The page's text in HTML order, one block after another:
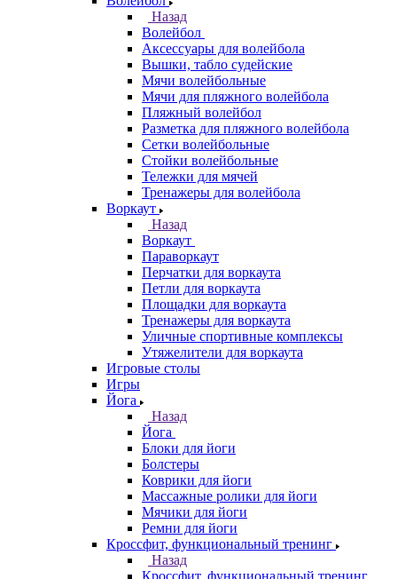
Назад
Волейбол
Аксессуары для волейбола
Вышки, табло судейские
Мячи волейбольные
Мячи для пляжного волейбола
Пляжный волейбол
Разметка для пляжного волейбола
Сетки волейбольные
Стойки волейбольные
Тележки для мячей
Тренажеры для волейбола
Воркаут
Назад
Воркаут
Параворкаут
Перчатки для воркаута
Петли для воркаута
Площадки для воркаута
Тренажеры для воркаута
Уличные спортивные комплексы
Утяжелители для воркаута
Игровые столы
Игры
Йога
Назад
Йога
Блоки для йоги
Болстеры
Коврики для йоги
Массажные ролики для йоги
Мячики для йоги
Ремни для йоги
Кроссфит, функциональный тренинг
Назад
Кроссфит, функциональный тренинг